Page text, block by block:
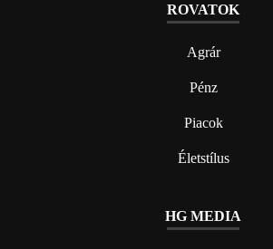
ROVATOK
Agrár
Pénz
Piacok
Életstílus
HG MEDIA